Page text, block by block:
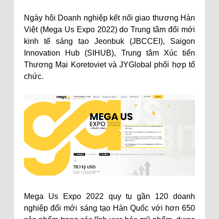
Ngày hội Doanh nghiệp kết nối giao thương Hàn
Việt (Mega Us Expo 2022) do Trung tâm đổi mới
kinh tế sáng tạo Jeonbuk (JBCCEI), Saigon
Innovation Hub (SIHUB), Trung tâm Xúc tiến
Thương Mại Koretoviet và JYGlobal phối hợp tổ
chức.
Mega Us Expo 2022 quy tụ gần 120 doanh
nghiệp đổi mới sáng tạo Hàn Quốc với hơn 650